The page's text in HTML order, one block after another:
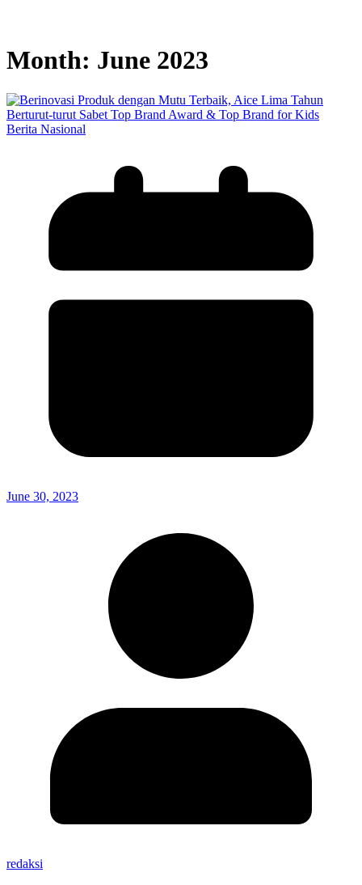
Month: June 2023
Berita Nasional
June 30, 2023
redaksi